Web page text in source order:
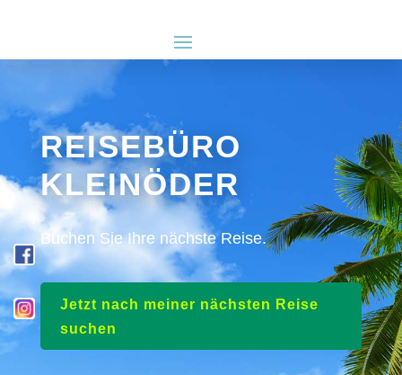
REISEBÜRO
KLEINÖDER
Buchen Sie Ihre nächste Reise.
Jetzt nach meiner nächsten Reise
suchen